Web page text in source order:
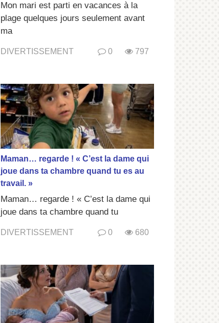
Mon mari est parti en vacances à la
plage quelques jours seulement avant
ma
DIVERTISSEMENT 0 797
Maman… regarde ! « C’est la dame qui
joue dans ta chambre quand tu es au
travail. »
Maman… regarde ! « C’est la dame qui
joue dans ta chambre quand tu
DIVERTISSEMENT 0 680